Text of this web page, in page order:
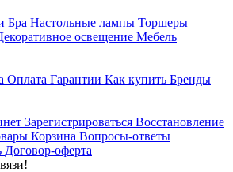
Бра Настольные лампы Торшеры
освещение Мебель
Оплата Гарантии Как купить Бренды
Зарегистрироваться Восстановление
Корзина Вопросы-ответы
Договор-оферта